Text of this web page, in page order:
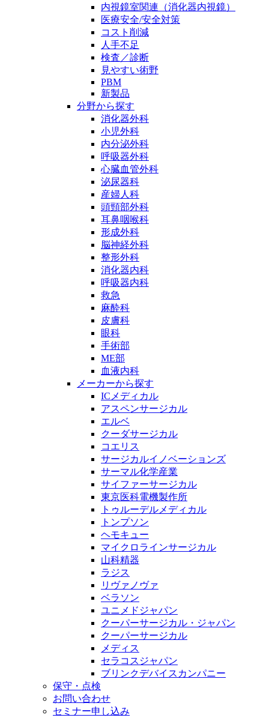
内視鏡室関連（消化器内視鏡）
医療安全/安全対策
コスト削減
人手不足
検査／診断
見やすい術野
PBM
新製品
分野から探す
消化器外科
小児外科
内分泌外科
呼吸器外科
心臓血管外科
泌尿器科
産婦人科
頭頸部外科
耳鼻咽喉科
形成外科
脳神経外科
整形外科
消化器内科
呼吸器内科
救急
麻酔科
皮膚科
眼科
手術部
ME部
血液内科
メーカーから探す
ICメディカル
アスペンサージカル
エルベ
クーダサージカル
コエリス
サージカルイノベーションズ
サーマル化学産業
サイファーサージカル
東京医科電機製作所
トゥルーデルメディカル
トンプソン
ヘモキュー
マイクロラインサージカル
山科精器
ラジス
リヴァノヴァ
ベラソン
ユニメドジャパン
クーパーサージカル・ジャパン
クーパーサージカル
メディス
セラコスジャパン
ブリンクデバイスカンパニー
保守・点検
お問い合わせ
セミナー申し込み